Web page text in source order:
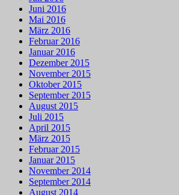
Juni 2016
Mai 2016
März 2016
Februar 2016
Januar 2016
Dezember 2015
November 2015
Oktober 2015
September 2015
August 2015
Juli 2015
April 2015
März 2015
Februar 2015
Januar 2015
November 2014
September 2014
August 2014